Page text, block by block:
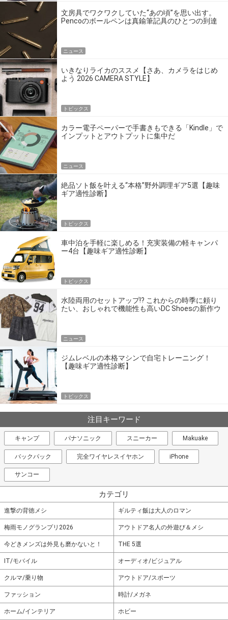
文房具でワクワクしていた“あの頃”を思い出す。
Pencoのボールペンは真鍮筆記具のひとつの到達
ニュース
いきなりライカのススメ【さあ、カメラをはじめ
よう 2026 CAMERA STYLE】
トピックス
カラー電子ペーパーで手書きもできる「Kindle」で
インプットとアウトプットに集中だ
ニュース
絶品ソト飯を叶える“本格”野外調理ギア5選【趣味
ギア適性診断】
トピックス
車中泊を手軽に楽しめる！充実装備の軽キャンパ
ー4台【趣味ギア適性診断】
トピックス
水陸両用のセットアップ!? これからの時季に頼り
たい、おしゃれで機能性も高いDC Shoesの新作ウ
ニュース
ジムレベルの本格マシンで自宅トレーニング！
【趣味ギア適性診断】
トピックス
注目キーワード
キャンプ パナソニック スニーカー Makuake
バックパック 完全ワイヤレスイヤホン iPhone
サンコー
カテゴリ
進撃の背徳メシ ギルティ飯は大人のロマン
梅雨モノグランプリ2026 アウトドア名人の外遊び＆メシ
今どきメンズは外見も磨かないと！ THE 5選
IT/モバイル オーディオ/ビジュアル
クルマ/乗り物 アウトドア/スポーツ
ファッション 時計/メガネ
ホーム/インテリア ホビー